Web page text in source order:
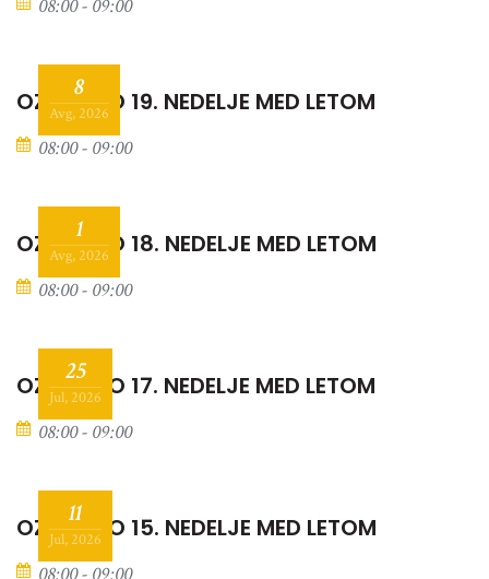
08:00 - 09:00
8
Avg, 2026
OZNANILO 19. NEDELJE MED LETOM
08:00 - 09:00
1
Avg, 2026
OZNANILO 18. NEDELJE MED LETOM
08:00 - 09:00
25
Jul, 2026
OZNANILO 17. NEDELJE MED LETOM
08:00 - 09:00
11
Jul, 2026
OZNANILO 15. NEDELJE MED LETOM